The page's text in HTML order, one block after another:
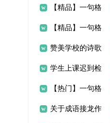
【精品】一句格
言启示的作文300字
4篇
【精品】一句格
言作文300字4篇
赞美学校的诗歌
学生上课迟到检
讨书15篇【热门】一句格
言作文300字3篇
关于成语接龙作